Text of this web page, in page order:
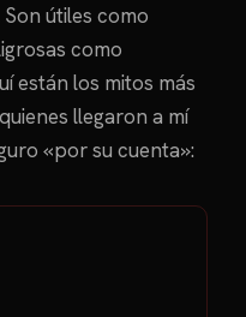
útiles como
como
están los mitos más
llegaron a mí
«por su cuenta»: